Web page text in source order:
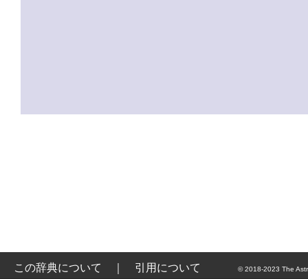
この辞典について 引用について © 2018-2023 The